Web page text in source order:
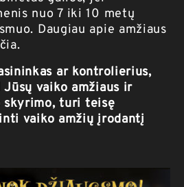
nuo 7 iki 10 metų
Daugiau apie amžiaus
ar kontrolierius,
vaiko amžiaus ir
turi teisę
vaiko amžių įrodantį